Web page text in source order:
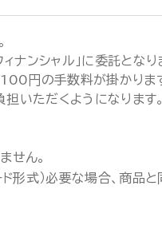
ンシャル」に委託となり
円の手数料が掛かりま
いただくようになります。
せん。
形式）必要な場合、商品